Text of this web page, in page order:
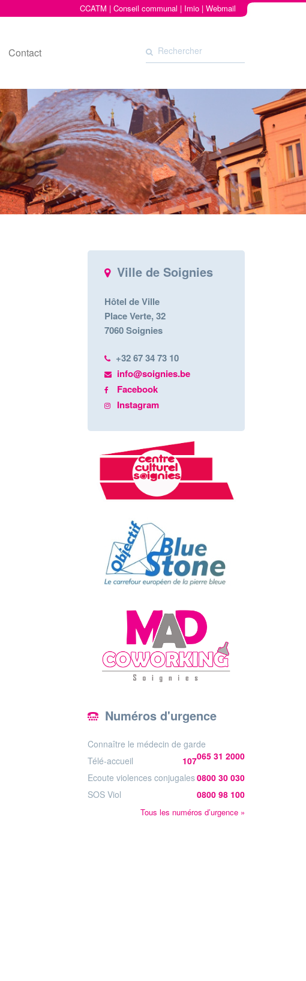
CCATM | Conseil communal | Imio | Webmail
Contact
Ville de Soignies
Hôtel de Ville
Place Verte, 32
7060 Soignies
+32 67 34 73 10
info@soignies.be
Facebook
Instagram
Numéros d'urgence
Connaître le médecin de garde
065 31 2000
Télé-accueil
107
Ecoute violences conjugales0800 30 030
SOS Viol
0800 98 100
Tous les numéros d’urgence »